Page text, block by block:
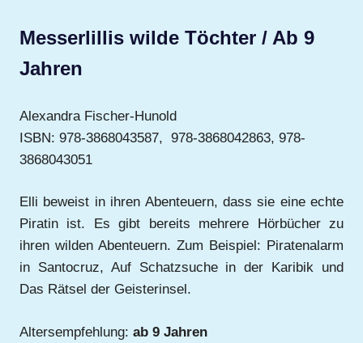
Messerlillis wilde Töchter / Ab 9
Jahren
Alexandra Fischer-Hunold
ISBN: 978-3868043587, 978-3868042863, 978-
3868043051
Elli beweist in ihren Abenteuern, dass sie eine echte
Piratin ist. Es gibt bereits mehrere Hörbücher zu
ihren wilden Abenteuern. Zum Beispiel: Piratenalarm
in Santocruz, Auf Schatzsuche in der Karibik und
Das Rätsel der Geisterinsel.
Altersempfehlung: ab 9 Jahren